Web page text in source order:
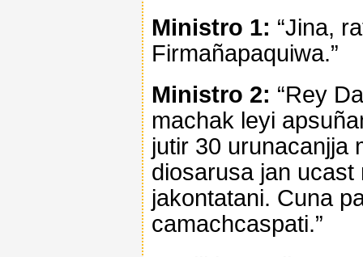
Ministro 1: “Jina,
Firmañapaquiwa.”
Ministro 2: “Rey
machak leyi
jutir 30 urunacanjja
diosarusa jan ucast
jakontatani. Cuna
camachcaspati.”